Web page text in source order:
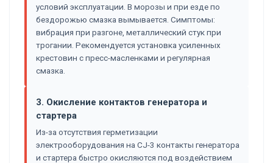
условий эксплуатации. В морозы и при езде по
бездорожью смазка вымывается. Симптомы:
вибрация при разгоне, металлический стук при
трогании. Рекомендуется установка усиленных
крестовин с пресс-масленками и регулярная
смазка.
3. Окисление контактов генератора и
стартера
Из-за отсутствия герметизации
электрооборудования на CJ-3 контакты генератора
и стартера быстро окисляются под воздействием